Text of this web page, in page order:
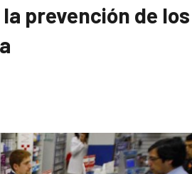
prevención de los